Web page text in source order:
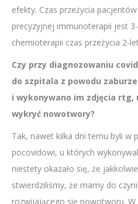
efekty. Czas przeżycia
precyzyjnej immunoterapii jest
chemioterapii czas przeżycia 2-
Czy przy diagnozowaniu
do szpitala z powodu
i wykonywano im zdjęcia rtg,
wykryć nowotwory?
Tak, nawet kilka dni temu byli w
pocovidowi, u których
niestety okazało się, że
stwierdziliśmy, że mamy do
rozwijającego się nowotworu.